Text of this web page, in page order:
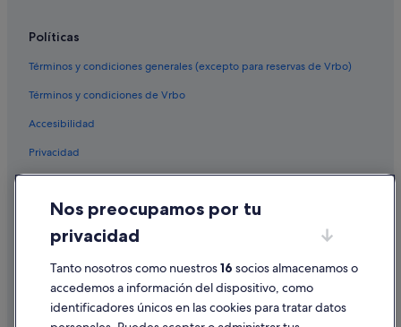
Políticas
Términos y condiciones generales (excepto para reservas de Vrbo)
Términos y condiciones de Vrbo
Accesibilidad
Privacidad
Condiciones de uso
Información legal/contacto
Pautas sobre el contenido y cómo denunciar contenido
Ayuda
Nos preocupamos por tu
privacidad
Tanto nosotros como nuestros16 socios almacenamos o
accedemos a información del dispositivo, como
identificadores únicos en las cookies para tratar datos